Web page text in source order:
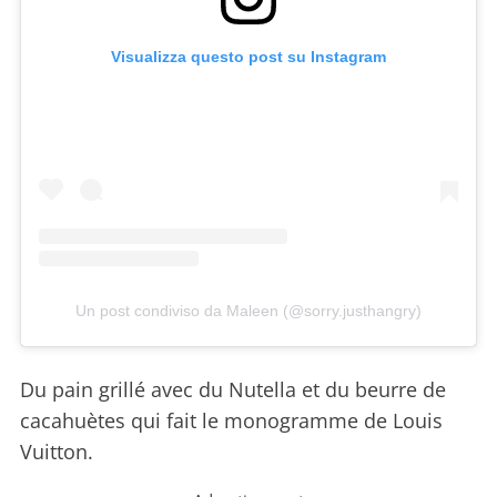
Visualizza questo post su Instagram
Un post condiviso da Maleen (@sorry.justhangry)
Du pain grillé avec du Nutella et du beurre de
cacahuètes qui fait le monogramme de Louis
Vuitton.